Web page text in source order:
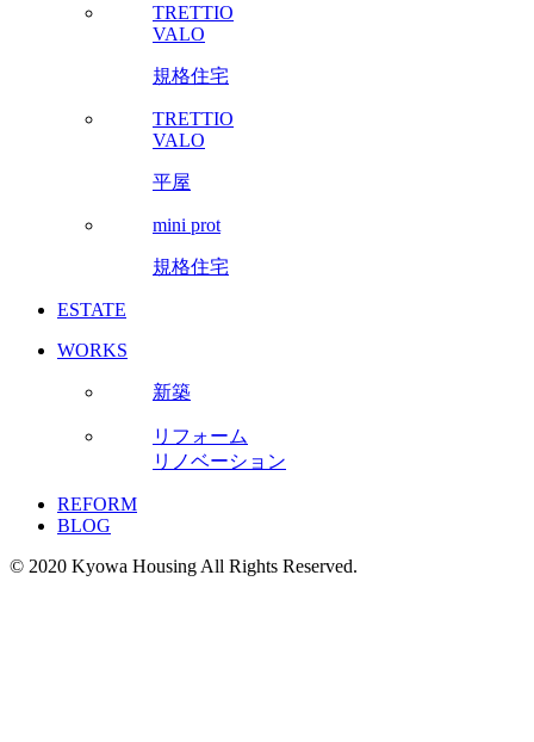
TRETTIO
VALO
規格住宅
TRETTIO
VALO
平屋
mini prot
規格住宅
ESTATE
WORKS
新築
リフォーム
リノベーション
REFORM
BLOG
© 2020 Kyowa Housing All Rights Reserved.